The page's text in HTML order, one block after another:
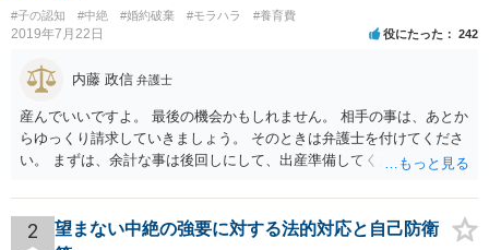
#子の認知 #中絶 #婚約破棄 #モラハラ #養育費
2019年7月22日 役にたった 242
内藤 政信 弁護士
産んでいいですよ。 最後の機会かもしれません。 相手の事は、あとか
らゆっくり請求していきましょう。 そのときは弁護士を付けてくださ
い。 まずは、余計な事は後回しにして、出産準備してください。
2
望まない中絶の強要に対する法的対応と自己防衛